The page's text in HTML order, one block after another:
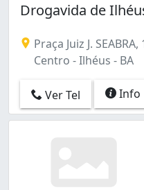
Drogavida de
Praça Juiz J. SEABRA,
Centro - Ilhéus - BA
Ver Tel Info